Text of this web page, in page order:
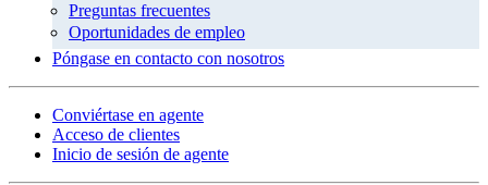
Preguntas frecuentes
Oportunidades de empleo
Póngase en contacto con nosotros
Conviértase en agente
Acceso de clientes
Inicio de sesión de agente